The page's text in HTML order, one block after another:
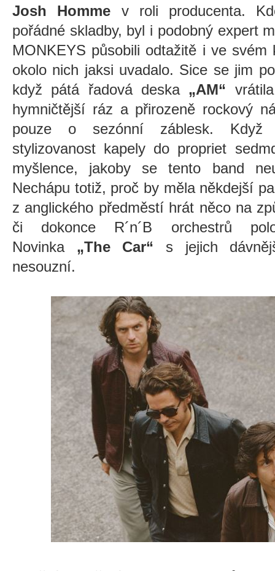
Josh Homme v roli producenta.
pořádné skladby, byl i podobný expert
MONKEYS působili odtažitě i ve
okolo nich jaksi uvadalo. Sice se jim
když pátá řadová deska „AM“
hymničtější ráz a přirozeně rockový
pouze o sezónní záblesk. Když
stylizovanost kapely do propriet
myšlence, jakoby se tento band
Nechápu totiž, proč by měla někdejší
z anglického předměstí hrát něco na
či dokonce R´n´B orchestrů
Novinka „The Car“ s jejich
nesouzní.